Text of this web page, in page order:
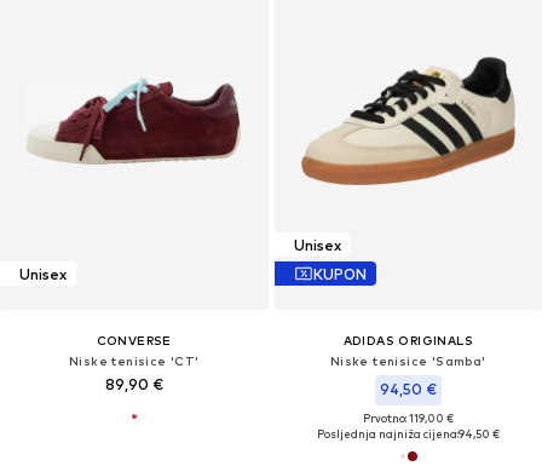
Unisex
CONVERSE
Niske tenisice 'CT'
89,90 €
Unisex
KUPON
ADIDAS ORIGINALS
Niske tenisice 'Samba'
94,50 €
Prvotno: 119,00 €
Posljednja najniža cijena:94,50 €